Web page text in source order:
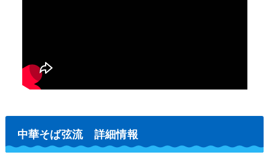
中華そば弦流 詳細情報